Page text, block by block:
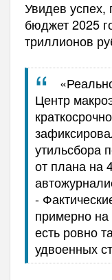
Увидев успех,
бюджет 2025
триллионов
Центр
утильсбора
от плана на
-
примерно
есть ровно
удвоенных